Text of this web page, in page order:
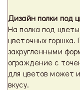
Дизайн полки под
На полка под
цветочных горшка.
закругленными
ограждение с
для цветов может
вкусу.